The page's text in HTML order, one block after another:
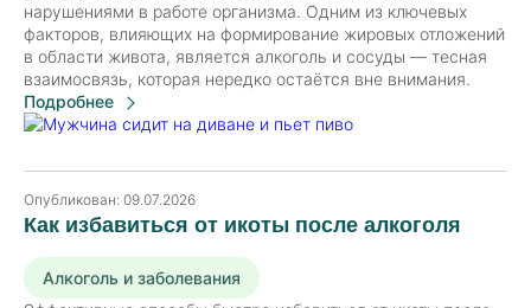
нарушениями в работе организма. Одним из ключевых
факторов, влияющих на формирование жировых отложений
в области живота, является алкоголь и сосуды — тесная
взаимосвязь, которая нередко остаётся вне внимания.
Подробнее
Как избавиться от икоты после алкоголя
Опубликован: 09.07.2026
Алкоголь и заболевания